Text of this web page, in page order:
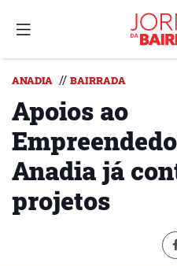
ANADIA // BAIRRADA
Apoios ao
Anadia já
projetos